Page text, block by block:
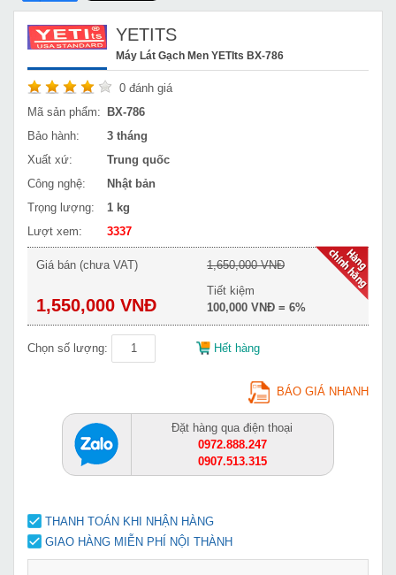
YETITS
Máy Lát Gạch Men YETIts BX-786
0 đánh giá
Mã sản phẩm:
BX-786
Bảo hành:
3 tháng
Xuất xứ:
Trung quốc
Công nghệ:
Nhật bản
Trọng lượng:
1 kg
Lượt xem:
3337
Giá bán (chưa VAT)
1,550,000 VNĐ
1,650,000 VNĐ
Tiết kiệm
100,000 VNĐ = 6%
Chọn số lượng: Hết hàng
BÁO GIÁ NHANH
Đặt hàng qua điện thoại
0972.888.247
0907.513.315
THANH TOÁN KHI NHẬN HÀNG
GIAO HÀNG MIỄN PHÍ NỘI THÀNH